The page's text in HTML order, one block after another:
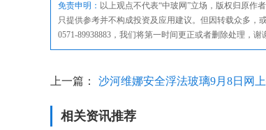
免责申明： 以上观点不代表“中玻网”立场，版权归原作
只提供参考并不构成投资及应用建议。但因转载众多，
0571-89938883，我们将第一时间更正或者删除处理，谢
上一篇： 沙河维娜安全浮法玻璃9月8日网
相关资讯推荐